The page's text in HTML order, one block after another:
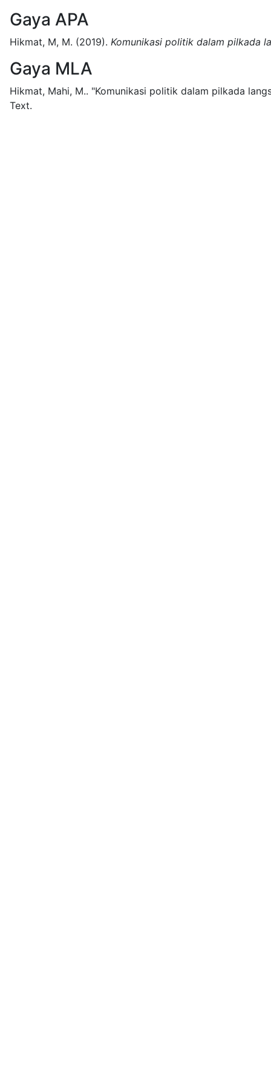
Gaya APA
Hikmat, M, M. (2019). Komunikasi politik dalam pilkada
Gaya MLA
Hikmat, Mahi, M.. "Komunikasi politik dalam pilkada
Text.